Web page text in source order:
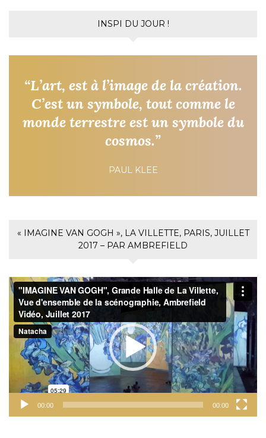
INSPI DU JOUR !
“L’art, est à l’image de la création.
C’est un symbole, tout comme le
monde terrestre est un symbole du
cosmos.”
PAUL KLEE
« IMAGINE VAN GOGH », LA VILLETTE, PARIS, JUILLET
2017 – PAR AMBREFIELD
Lecteur
vidéo
00:00 00:00